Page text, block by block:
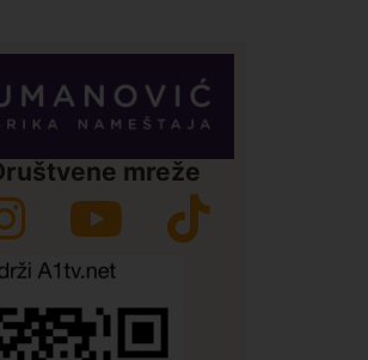
mreže